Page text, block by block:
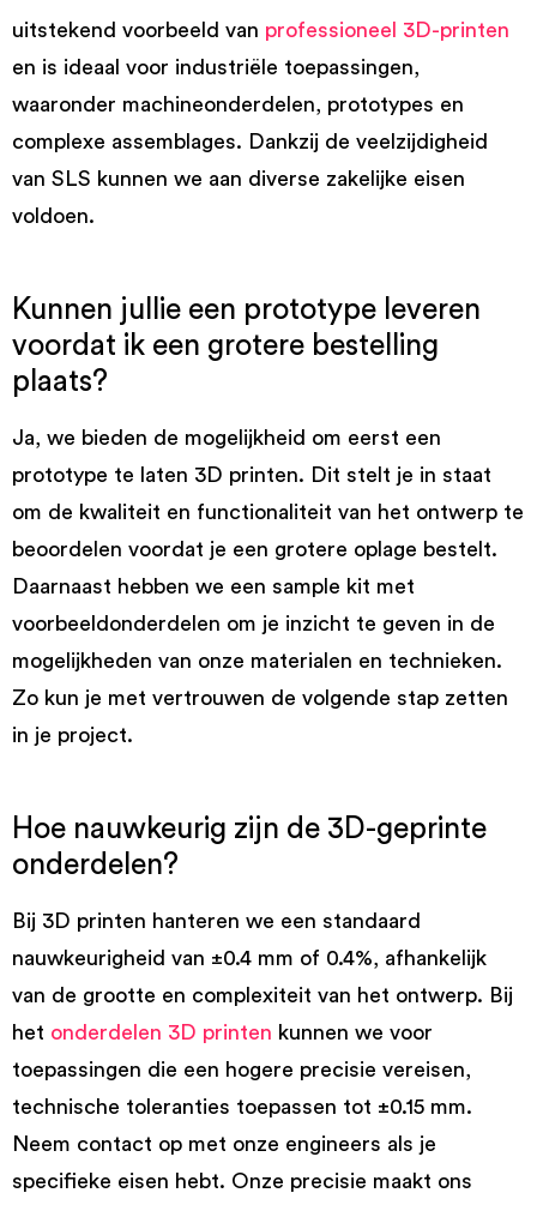
uitstekend voorbeeld van professioneel 3D-printen
en is ideaal voor industriële toepassingen,
waaronder machineonderdelen, prototypes en
complexe assemblages. Dankzij de veelzijdigheid
van SLS kunnen we aan diverse zakelijke eisen
voldoen.
Kunnen jullie een prototype leveren
voordat ik een grotere bestelling
plaats?
Ja, we bieden de mogelijkheid om eerst een
prototype te laten 3D printen. Dit stelt je in staat
om de kwaliteit en functionaliteit van het ontwerp te
beoordelen voordat je een grotere oplage bestelt.
Daarnaast hebben we een sample kit met
voorbeeldonderdelen om je inzicht te geven in de
mogelijkheden van onze materialen en technieken.
Zo kun je met vertrouwen de volgende stap zetten
in je project.
Hoe nauwkeurig zijn de 3D-geprinte
onderdelen?
Bij 3D printen hanteren we een standaard
nauwkeurigheid van ±0.4 mm of 0.4%, afhankelijk
van de grootte en complexiteit van het ontwerp. Bij
het onderdelen 3D printen kunnen we voor
toepassingen die een hogere precisie vereisen,
technische toleranties toepassen tot ±0.15 mm.
Neem contact op met onze engineers als je
specifieke eisen hebt. Onze precisie maakt ons